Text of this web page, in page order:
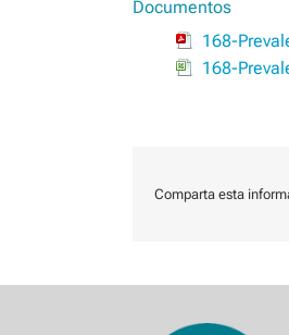
Documentos
168-
168-
Comparta esta